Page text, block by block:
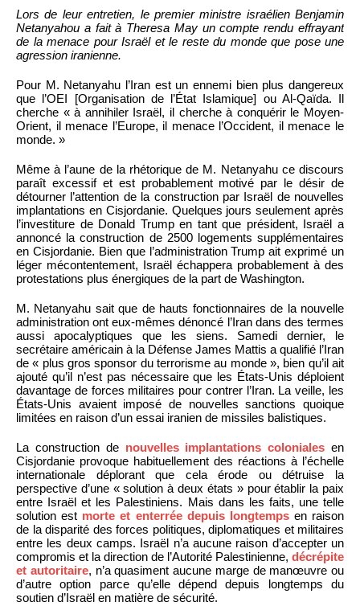
Lors de leur entretien, le premier ministre israélien Benjamin
Netanyahou a fait à Theresa May un compte rendu effrayant
de la menace pour Israël et le reste du monde que pose une
agression iranienne.
Pour M. Netanyahu l’Iran est un ennemi bien plus dangereux
que l’OEI [Organisation de l’État Islamique] ou Al-Qaïda. Il
cherche « à annihiler Israël, il cherche à conquérir le Moyen-
Orient, il menace l’Europe, il menace l’Occident, il menace le
monde. »
Même à l’aune de la rhétorique de M. Netanyahu ce discours
paraît excessif et est probablement motivé par le désir de
détourner l’attention de la construction par Israël de nouvelles
implantations en Cisjordanie. Quelques jours seulement après
l’investiture de Donald Trump en tant que président, Israël a
annoncé la construction de 2500 logements supplémentaires
en Cisjordanie. Bien que l’administration Trump ait exprimé un
léger mécontentement, Israël échappera probablement à des
protestations plus énergiques de la part de Washington.
M. Netanyahu sait que de hauts fonctionnaires de la nouvelle
administration ont eux-mêmes dénoncé l’Iran dans des termes
aussi apocalyptiques que les siens. Samedi dernier, le
secrétaire américain à la Défense James Mattis a qualifié l’Iran
de « plus gros sponsor du terrorisme au monde », bien qu’il ait
ajouté qu’il n’est pas nécessaire que les États-Unis déploient
davantage de forces militaires pour contrer l’Iran. La veille, les
États-Unis avaient imposé de nouvelles sanctions quoique
limitées en raison d’un essai iranien de missiles balistiques.
La construction de nouvelles implantations coloniales en
Cisjordanie provoque habituellement des réactions à l’échelle
internationale déplorant que cela érode ou détruise la
perspective d’une « solution à deux états » pour établir la paix
entre Israël et les Palestiniens. Mais dans les faits, une telle
solution est morte et enterrée depuis longtempsen raison
de la disparité des forces politiques, diplomatiques et militaires
entre les deux camps. Israël n’a aucune raison d’accepter un
compromis et la direction de l’Autorité Palestinienne, décrépite
et autoritaire, n’a quasiment aucune marge de manœuvre ou
d’autre option parce qu’elle dépend depuis longtemps du
soutien d’Israël en matière de sécurité.